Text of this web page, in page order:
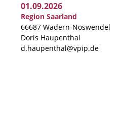
01.09.2026
Region Saarland
66687 Wadern-Noswendel
Doris Haupenthal
d.haupenthal@vpip.de